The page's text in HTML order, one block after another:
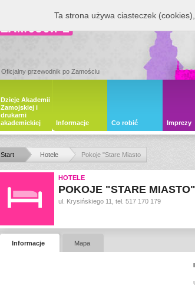
Oficjalny przewodnik po Zamościu
Dzieje Akademii
Zamojskiej i
drukarni
akademickiej
Informacje Co robić Imprezy
Start Hotele Pokoje "Stare Miasto
HOTELE
POKOJE "STARE MIASTO"
ul. Krysińskiego 11, tel. 517 170 179
Informacje Mapa
Ta strona używa ciasteczek